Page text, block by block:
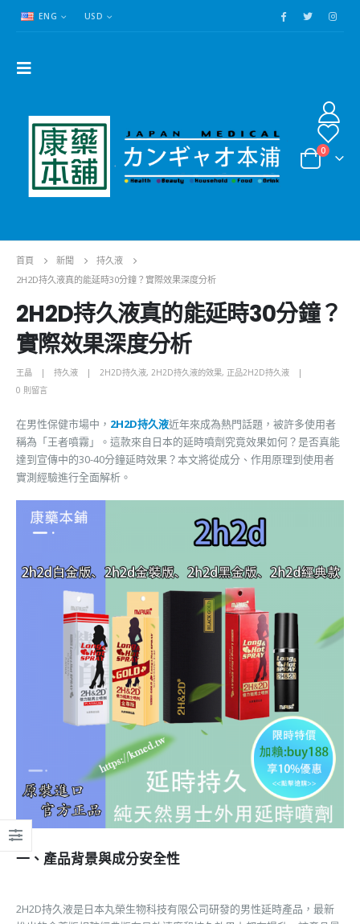
ENG USD
0
首頁 新聞
持久液
2H2D持久液真的能延時30分鐘？實際效果深度分析
2H2D持久液真的能延時30分鐘？
實際效果深度分析
王晶 持久液 2H2D持久液, 2H2D持久液的效果, 正品2H2D持久液
0 則留言
在男性保健市場中， 2H2D持久液近年來成為熱門話題，被許多使用者
稱為「王者噴霧」。這款來自日本的延時噴劑究竟效果如何？是否真能
達到宣傳中的30-40分鐘延時效果？本文將從成分、作用原理到使用者
實測經驗進行全面解析。
一、產品背景與成分安全性
2H2D持久液是日本丸榮生物科技有限公司研發的男性延時產品，最新